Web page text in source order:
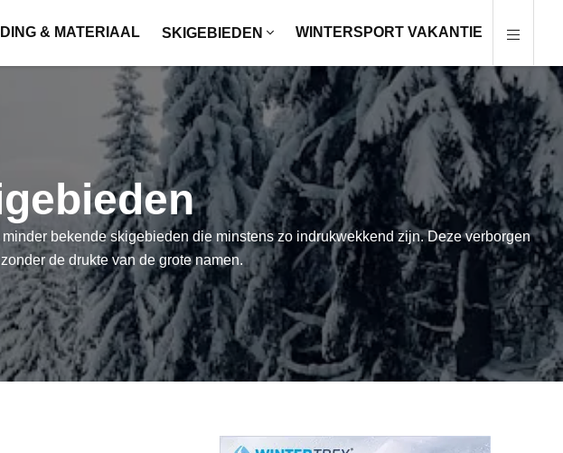
& MATERIAAL SKIGEBIEDEN WINTERSPORT VAKANTIE
bekende skigebieden die minstens zo indrukwekkend zijn. Deze verborgen
de drukte van de grote namen.